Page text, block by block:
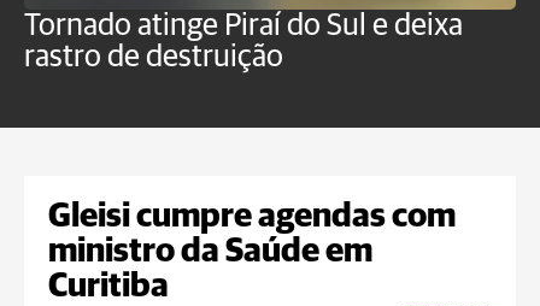
Tornado atinge Piraí do Sul e deixa
rastro de destruição
Gleisi cumpre agendas com
ministro da Saúde em
Curitiba